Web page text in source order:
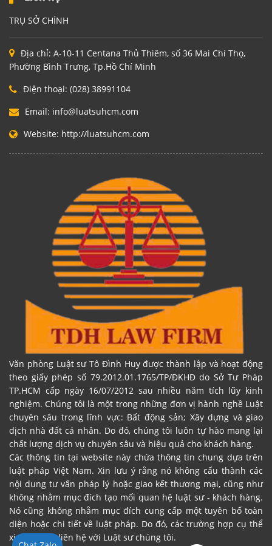
TRỤ SỞ CHÍNH
Địa chỉ: A-10-11 Centana Thủ Thiêm, số 36 Mai Chí Thọ,
Phường Bình Trưng, Tp.Hồ Chí Minh
Điện thoại: (028) 38991104
Email: info@luatsuhcm.com
Website: http://luatsuhcm.com
Văn phòng Luật sư Tô Đình Huy được thành lập và hoạt động
theo giấy phép số 79.2012.01.1765/TP/ĐKHĐ do Sở Tư Pháp
TP.HCM cấp ngày 16/07/2012 sau nhiều năm tích lũy kinh
nghiệm. Chúng tôi là một trong những đơn vị hành nghề Luật
chuyên sâu trong lĩnh vực: Bất động sản; Xây dựng và giao
dịch nhà đất cá nhân. Do đó, chúng tôi luôn tự hào mang lại
chất lượng dịch vụ chuyên sâu và hiệu quả cho khách hàng.
Các thông tin tại website này chứa thông tin chung dựa trên
luật pháp Việt Nam. Xin lưu ý rằng nó không cấu thành các
nội dung tư vấn pháp lý hoặc giao kết thương mại, cũng như
không nhằm mục đích tạo mối quan hệ luật sư - khách hàng.
Nó cũng không nhằm mục đích cung cấp một tuyên bố toàn
diện hoặc chi tiết về luật pháp. Do đó, các trường hợp cụ thể
xin vui lòng liên hệ với Luật sư chúng tôi.